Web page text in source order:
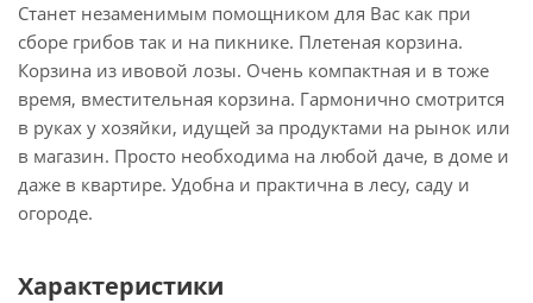
Станет незаменимым помощником для Вас как при
сборе грибов так и на пикнике. Плетеная корзина.
Корзина из ивовой лозы. Очень компактная и в тоже
время, вместительная корзина. Гармонично смотрится
в руках у хозяйки, идущей за продуктами на рынок или
в магазин. Просто необходима на любой даче, в доме и
даже в квартире. Удобна и практична в лесу, саду и
огороде.
Характеристики